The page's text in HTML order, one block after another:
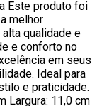
Este produto foi
melhor
qualidade e
e conforto no
em seus
Ideal para
e praticidade.
Largura: 11,0 cm